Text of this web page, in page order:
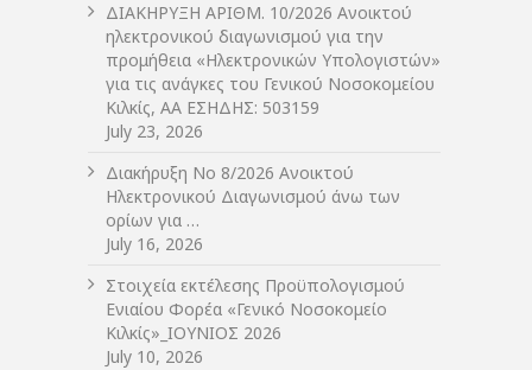
ΔIΑΚΗΡΥΞΗ ΑΡIΘΜ. 10/2026 Ανοικτού
ηλεκτρονικού διαγωνισμού για την
προμήθεια «Ηλεκτρονικών Υπολογιστών»
για τις ανάγκες του Γενικού Νοσοκομείου
Κιλκίς, ΑΑ ΕΣΗΔΗΣ: 503159
July 23, 2026
Διακήρυξη Νο 8/2026 Ανοικτού
Ηλεκτρονικού Διαγωνισμού άνω των
ορίων για …
July 16, 2026
Στοιχεία εκτέλεσης Προϋπολογισμού
Ενιαίου Φορέα «Γενικό Νοσοκομείο
Κιλκίς»_ΙΟΥΝΙΟΣ 2026
July 10, 2026